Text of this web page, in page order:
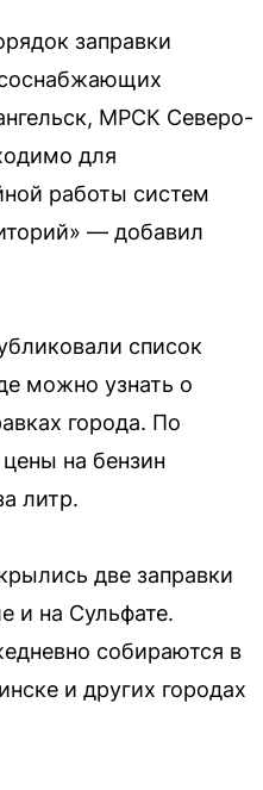
заправки
МРСК Северо-
для
работы систем
— добавил
список
можно узнать о
города. По
на бензин
литр.
две заправки
и на Сульфате.
собираются в
и других городах